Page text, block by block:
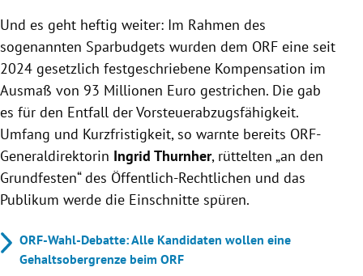
Und es geht heftig weiter: Im Rahmen des
sogenannten Sparbudgets wurden dem ORF eine seit
2024 gesetzlich festgeschriebene Kompensation im
Ausmaß von 93 Millionen Euro gestrichen. Die gab
es für den Entfall der Vorsteuerabzugsfähigkeit.
Umfang und Kurzfristigkeit, so warnte bereits ORF-
Generaldirektorin Ingrid Thurnher, rüttelten „an den
Grundfesten“ des Öffentlich-Rechtlichen und das
Publikum werde die Einschnitte spüren.
ORF-Wahl-Debatte: Alle Kandidaten wollen eine
Gehaltsobergrenze beim ORF